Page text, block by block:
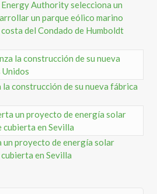
Authority selecciona un
un parque eólico marino
del Condado de Humboldt
la construcción de su nueva fábrica
proyecto de energía solar
en Sevilla